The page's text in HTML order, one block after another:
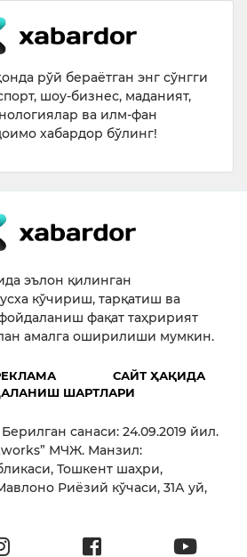
рўй бераётган энг сўнгги
шоу-бизнес, маданият,
ва илм-фан
хабардор бўлинг!
эълон қилинган
кўчириш, тарқатиш ва
фақат таҳририят
амалга оширилиши мумкин.
САЙТ ҲАҚИДА
ШАРТЛАРИ
санаси: 24.09.2019 йил.
МЧЖ. Манзил:
Тошкент шаҳри,
Риёзий кўчаси, 31А уй,